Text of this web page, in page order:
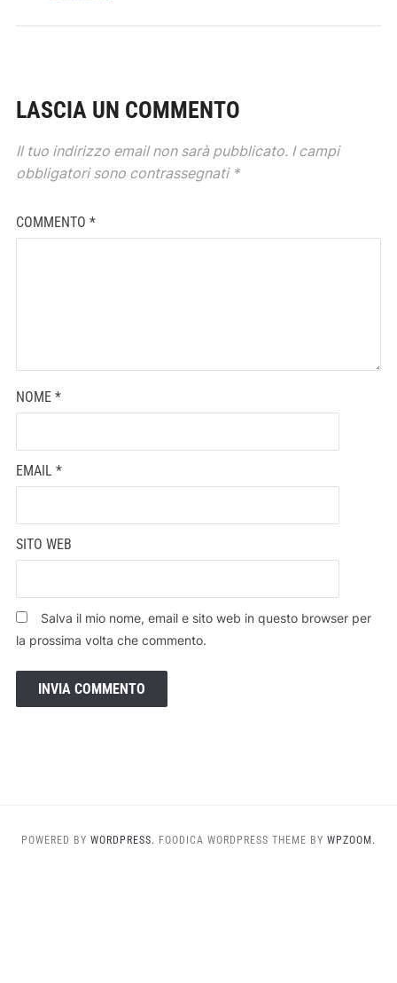
LASCIA UN COMMENTO
Il tuo indirizzo email non sarà pubblicato. I campi
obbligatori sono contrassegnati *
COMMENTO *
NOME *
EMAIL *
SITO WEB
Salva il mio nome, email e sito web in questo browser per
la prossima volta che commento.
POWERED BY WORDPRESS. FOODICA WORDPRESS THEME BY WPZOOM.